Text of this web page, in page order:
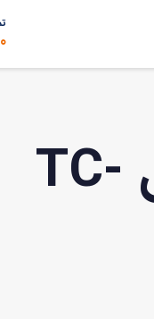
ان وی آر (NVR) 10 کانال تیاندی مدل TC-